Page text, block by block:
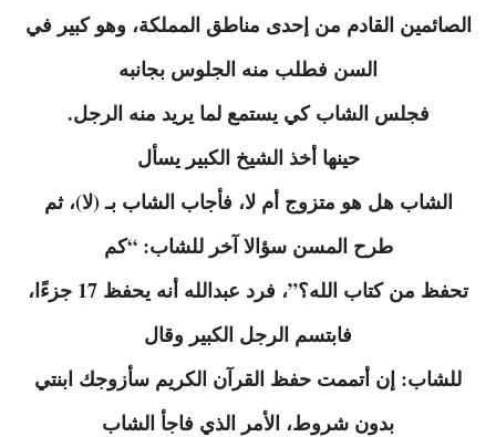
الصائمين القادم من إحدى مناطق المملكة، وهو كبير في
السن فطلب منه الجلوس بجانبه
فجلس الشاب كي يستمع لما يريد منه الرجل.
حينها أخذ الشيخ الكبير يسأل
الشاب هل هو متزوج أم لا، فأجاب الشاب بـ (لا)، ثم
طرح المسن سؤالا آخر للشاب: “كم
تحفظ من كتاب الله؟”، فرد عبدالله أنه يحفظ 17 جزءًا،
فابتسم الرجل الكبير وقال
للشاب: إن أتممت حفظ القرآن الكريم سأزوجك ابنتي
بدون شروط، الأمر الذي فاجأ الشاب